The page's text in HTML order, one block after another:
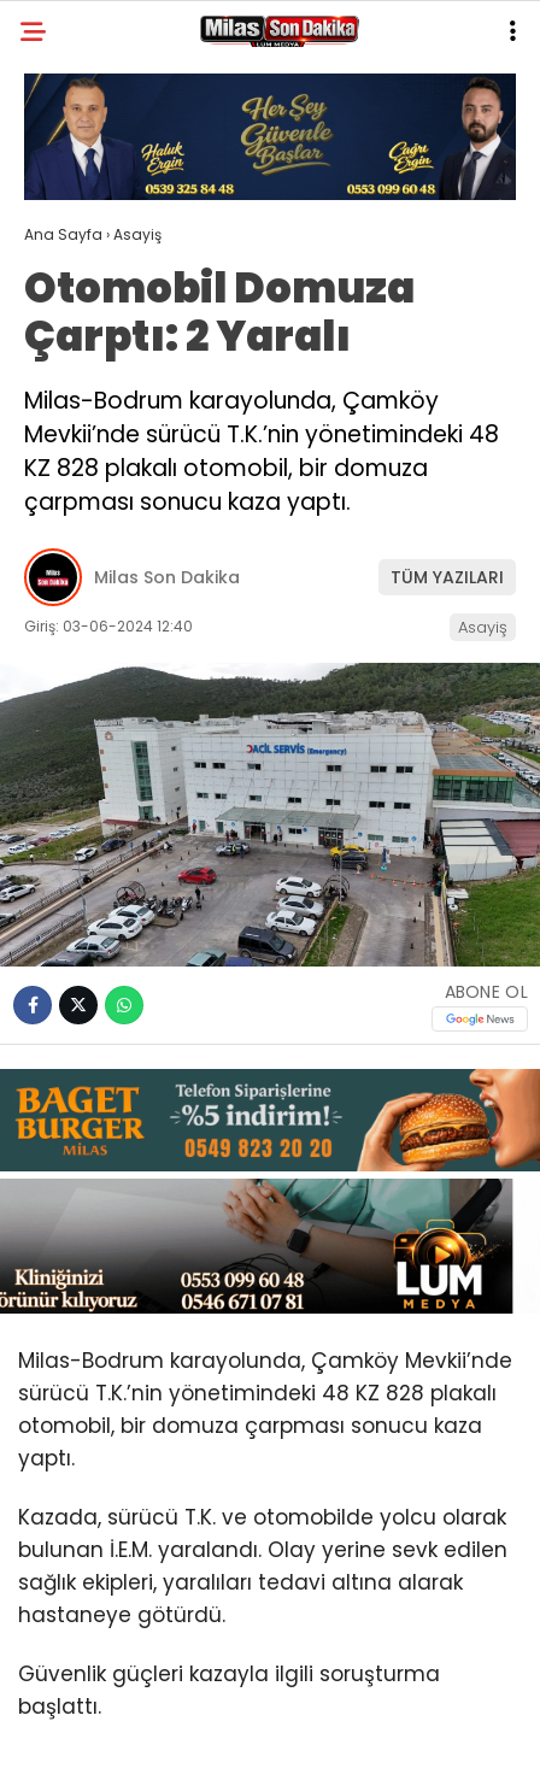
WhatsApp
İhbar Hattı
Facebook
Instagram
Youtube
30.4
GALERİ YAZARLAR
MILAS
MUĞLA’DAN
ASAYIŞ
GÜNDEM
EKONOMI
SPOR
İLETIŞIM
KÜNYE
Ana Sayfa ›Asayiş
Otomobil Domuza
Çarptı: 2 Yaralı
Milas-Bodrum karayolunda, Çamköy
Mevkii’nde sürücü T.K.’nin yönetimindeki 48
KZ 828 plakalı otomobil, bir domuza
çarpması sonucu kaza yaptı.
Milas Son Dakika TÜM YAZILARI
Giriş: 03-06-2024 12:40 Asayiş
ABONE OL
Milas-Bodrum karayolunda, Çamköy Mevkii’nde
sürücü T.K.’nin yönetimindeki 48 KZ 828 plakalı
otomobil, bir domuza çarpması sonucu kaza
yaptı.
Kazada, sürücü T.K. ve otomobilde yolcu olarak
bulunan İ.E.M. yaralandı. Olay yerine sevk edilen
sağlık ekipleri, yaralıları tedavi altına alarak
hastaneye götürdü.
Güvenlik güçleri kazayla ilgili soruşturma
başlattı.